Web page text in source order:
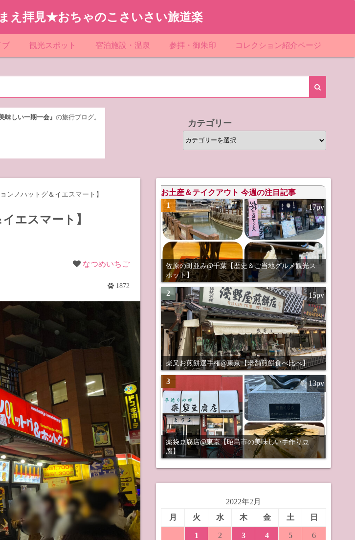
え拝見★おちゃのこさいさい旅道楽
ブ 観光スポット
遊び・体験
宿泊施設・温泉
スーパーホテル
シティホテル・ビジネスホテル
参拝・御朱印 コレクション紹介ページ
「東北」道の駅スタンプ一覧
味しい一期一会』 の旅行ブログ。
カテゴリー
カ
テ
ー
ンノハットグ＆イエスマート】
エスマート】
なつめいちご
1872
お土産＆テイクアウト 今週の注目記事
1
佐原の町並み@千葉【歴史＆ご当地グルメ観光ス
ポット】
17pv
2
柴又お煎餅選手権@東京【老舗煎餅食べ比べ】
15pv
3
薬袋豆腐店@東京【昭島市の美味しい手作り豆
腐】
13pv
2022年2月
月
火 水 木 金 土 日
1 2 3 4 5 6